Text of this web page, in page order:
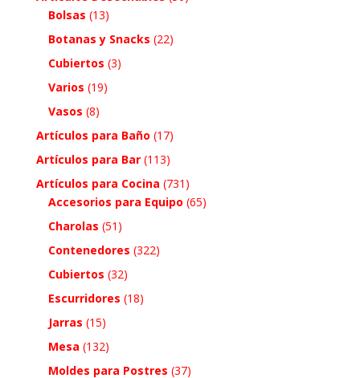
Bolsas (13)
Botanas y Snacks (22)
Cubiertos (3)
Varios (19)
Vasos (8)
Artículos para Baño (17)
Artículos para Bar (113)
Artículos para Cocina (731)
Accesorios para Equipo (65)
Charolas (51)
Contenedores (322)
Cubiertos (32)
Escurridores (18)
Jarras (15)
Mesa (132)
Moldes para Postres (37)